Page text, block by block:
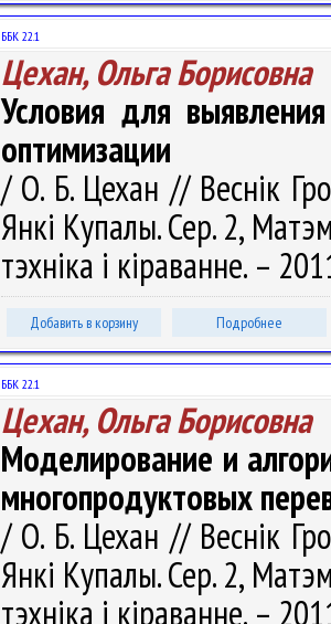
ББК 22.1
Цехан, Ольга Борисовна
Условия для
оптимизации
/ О. Б. Цехан // Веснік
Янкі Купалы. Сер. 2,
тэхніка і кіраванне. –
Добавить в корзину Подробнее
ББК 22.1
Цехан, Ольга Борисовна
Моделирование и
многопродуктовых
/ О. Б. Цехан // Веснік
Янкі Купалы. Сер. 2,
тэхніка і кіраванне. –